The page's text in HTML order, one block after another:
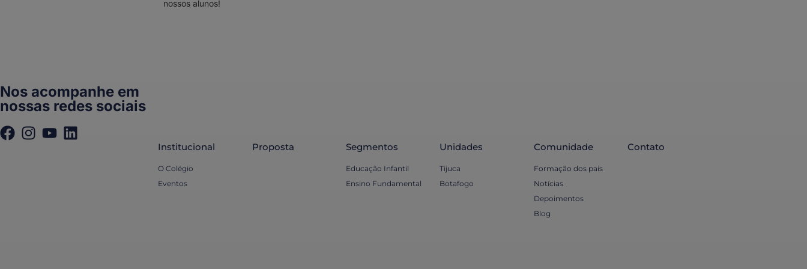
nossos alunos!
Nos acompanhe em
nossas redes sociais
Institucional
O Colégio
Eventos
Proposta Segmentos
Educação Infantil
Ensino Fundamental
Unidades
Tijuca
Botafogo
Comunidade
Formação dos pais
Notícias
Depoimentos
Blog
Contato